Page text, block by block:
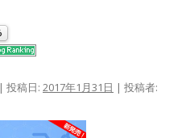
| 投稿日: 2017年1月31日 | 投稿者: